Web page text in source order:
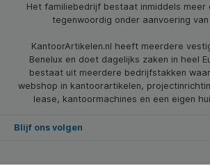
Het familiebedrijf bestaat inmiddels meer
tegenwoordig onder aanvoering van
KantoorArtikelen.nl heeft meerdere
Benelux en doet dagelijks zaken in heel
bestaat uit meerdere bedrijfstakken
webshop in kantoorartikelen,
lease, kantoormachines en een eigen
Blijf ons volgen